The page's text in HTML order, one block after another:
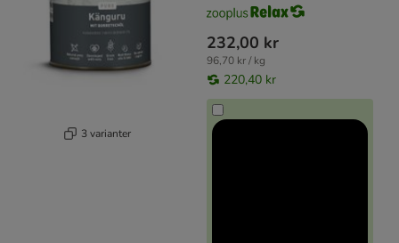
3 varianter
232,00 kr
96,70 kr / kg
220,40 kr